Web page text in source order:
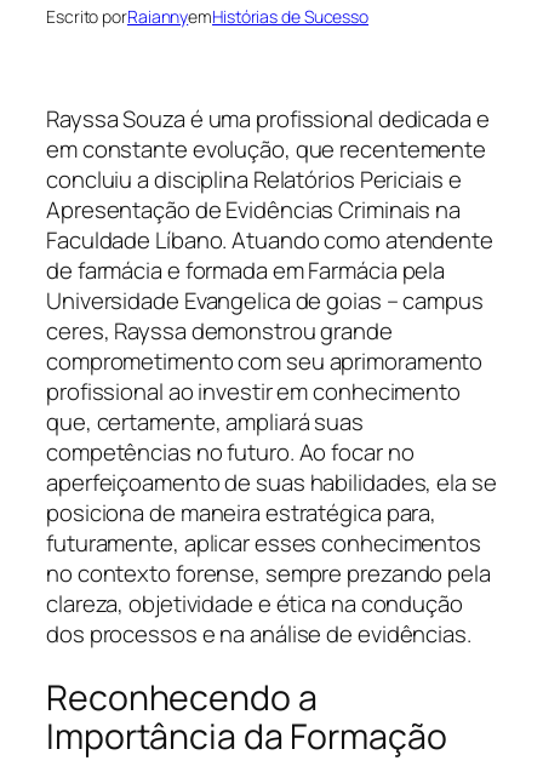
Escrito porRaiannyemHistórias de Sucesso
Rayssa Souza é uma profissional dedicada e
em constante evolução, que recentemente
concluiu a disciplina Relatórios Periciais e
Apresentação de Evidências Criminais na
Faculdade Líbano. Atuando como atendente
de farmácia e formada em Farmácia pela
Universidade Evangelica de goias – campus
ceres, Rayssa demonstrou grande
comprometimento com seu aprimoramento
profissional ao investir em conhecimento
que, certamente, ampliará suas
competências no futuro. Ao focar no
aperfeiçoamento de suas habilidades, ela se
posiciona de maneira estratégica para,
futuramente, aplicar esses conhecimentos
no contexto forense, sempre prezando pela
clareza, objetividade e ética na condução
dos processos e na análise de evidências.
Reconhecendo a
Importância da Formação